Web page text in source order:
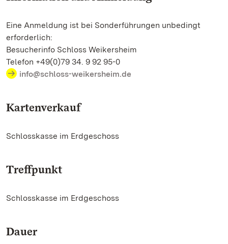
Eine Anmeldung ist bei Sonderführungen unbedingt
erforderlich:
Besucherinfo Schloss Weikersheim
Telefon +49(0)79 34. 9 92 95-0
info@schloss-weikersheim.de
Kartenverkauf
Schlosskasse im Erdgeschoss
Treffpunkt
Schlosskasse im Erdgeschoss
Dauer